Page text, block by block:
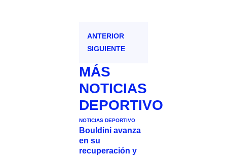
ANTERIOR
SIGUIENTE
MÁS
NOTICIAS
DEPORTIVO
NOTICIAS DEPORTIVO
Bouldini avanza
en su
recuperación y